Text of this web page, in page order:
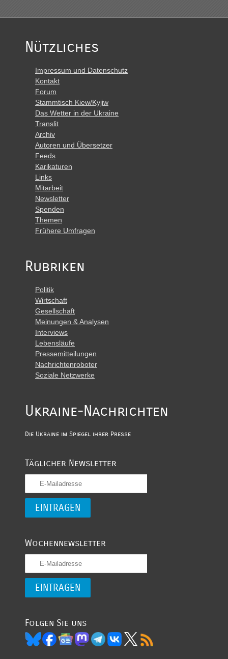
Nützliches
Impressum und Datenschutz
Kontakt
Forum
Stammtisch Kiew/Kyjiw
Das Wetter in der Ukraine
Translit
Archiv
Autoren und Übersetzer
Feeds
Karikaturen
Links
Mitarbeit
Newsletter
Spenden
Themen
Frühere Umfragen
Rubriken
Politik
Wirtschaft
Gesellschaft
Meinungen & Analysen
Interviews
Lebensläufe
Pressemitteilungen
Nachrichtenroboter
Soziale Netzwerke
Ukraine-Nachrichten
Die Ukraine im Spiegel ihrer Presse
Täglicher Newsletter
Wochennewsletter
Folgen Sie uns